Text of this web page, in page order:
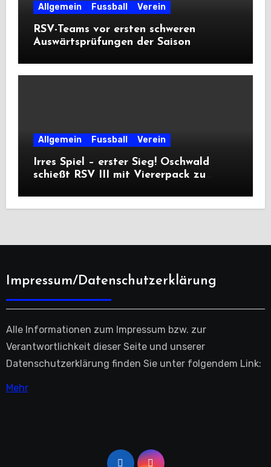
Allgemein Fussball Verein
RSV-Teams vor ersten schweren
Auswärtsprüfungen der Saison
Allgemein Fussball Verein
Irres Spiel – erster Sieg! Oschwald
schießt RSV III mit Viererpack zu
Impressum/Datenschutzerklärung
Alle Informationen zum Impressum bzw. zur
Verantwortlichkeit dieser Seite und unserer
Datenschutzerklärung finden Sie unter folgendem Link:
Mehr